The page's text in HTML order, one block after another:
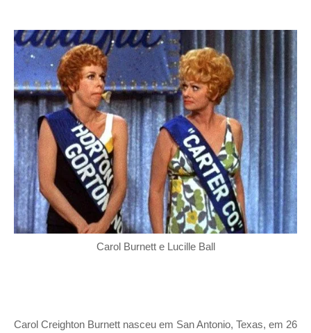
Carol Burnett e Lucille Ball
Carol Creighton Burnett nasceu em San Antonio, Texas, em 26